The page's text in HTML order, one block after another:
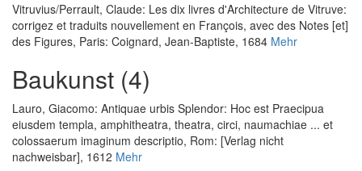
Vitruvius/Perrault, Claude: Les dix livres d'Architecture de Vitruve:
corrigez et traduits nouvellement en François, avec des Notes [et]
des Figures, Paris: Coignard, Jean-Baptiste, 1684 Mehr
Baukunst (4)
Lauro, Giacomo: Antiquae urbis Splendor: Hoc est Praecipua
eiusdem templa, amphitheatra, theatra, circi, naumachiae ... et
colossaerum imaginum descriptio, Rom: [Verlag nicht
nachweisbar], 1612 Mehr